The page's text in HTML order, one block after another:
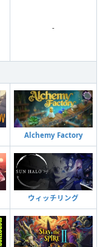
-
Alchemy Factory
ウィッチリング